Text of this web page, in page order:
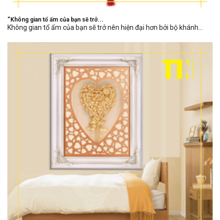
“Không gian tổ ấm của bạn sẽ trở...
Không gian tổ ấm của bạn sẽ trở nên hiện đại hơn bởi bộ khánh...